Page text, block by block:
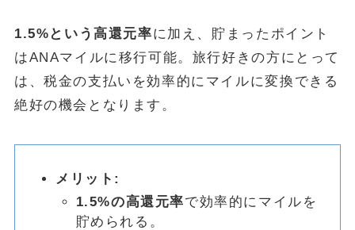
1.5%という高還元率に加え、貯まったポイント
はANAマイルに移行可能。旅行好きの方にとって
は、税金の支払いを効率的にマイルに変換できる
絶好の機会となります。
メリット:
1.5%の高還元率で効率的にマイルを
貯められる。